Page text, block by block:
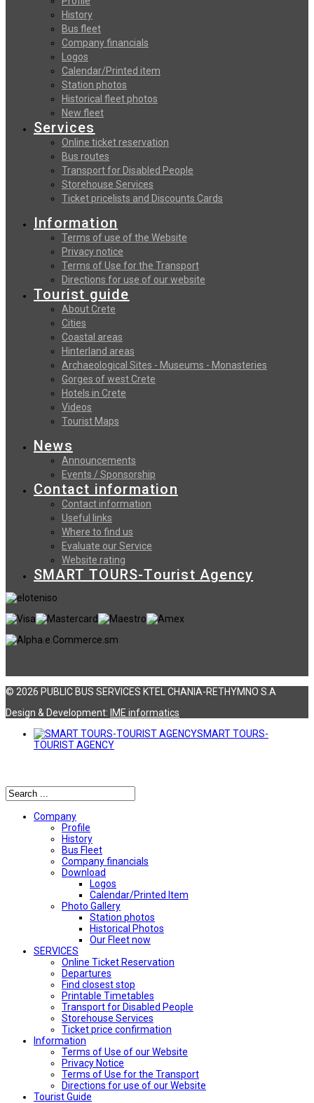
History
Bus fleet
Company financials
Logos
Calendar/Printed item
Station photos
Historical fleet photos
New fleet
Services
Online ticket reservation
Bus routes
Transport for Disabled People
Storehouse Services
Ticket pricelists and Discounts Cards
Information
Terms of use of the Website
Privacy notice
Terms of Use for the Transport
Directions for use of our website
Tourist guide
About Crete
Cities
Coastal areas
Hinterland areas
Archaeological Sites - Museums - Monasteries
Gorges of west Crete
Hotels in Crete
Videos
Tourist Maps
News
Announcements
Events / Sponsorship
Contact information
Contact information
Useful links
Where to find us
Evaluate our Service
Website rating
SMART TOURS-Tourist Agency
© 2026 PUBLIC BUS SERVICES KTEL CHANIA-RETHYMNO S.A
Design & Development: ΙΜΕ informatics
SMART TOURS-
TOURIST AGENCY
Company
Profile
History
Bus Fleet
Company financials
Download
Logos
Calendar/Printed Item
Photo Gallery
Station photos
Historical Photos
Our Fleet now
SERVICES
Online Ticket Reservation
Departures
Find closest stop
Printable Timetables
Transport for Disabled People
Storehouse Services
Ticket price confirmation
Ιnformation
Terms of Use of our Website
Privacy Notice
Terms of Use for the Transport
Directions for use of our Website
Tourist Guide